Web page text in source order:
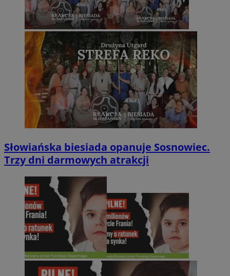
Słowiańska biesiada opanuje Sosnowiec.
Trzy dni darmowych atrakcji